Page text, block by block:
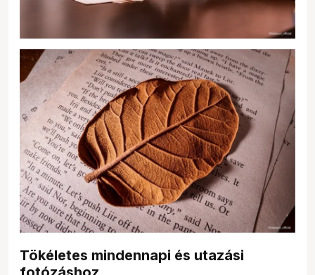
Tökéletes mindennapi és utazási